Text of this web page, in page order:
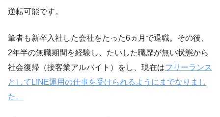
逆転可能です。
筆者も新卒入社した会社をたった6ヵ月で退職。その後、
2年半の無職期間を経験し、たいした職歴が無い状態から
社会復帰（接客業アルバイト）をし、現在はフリーランス
としてLINE運用の仕事を受けられるようにまでなりまし
た。